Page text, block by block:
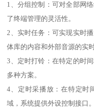
1、分组控制：可对全部网
了终端管理的灵活性。
2、实时任务：可实现实时
体库的内容和外部音源的实
3、定时打铃：在特定的时
多种方案。
4、定时采播放：在特定时
域，系统提供外设控制接口。